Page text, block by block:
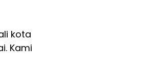
kota
Kami